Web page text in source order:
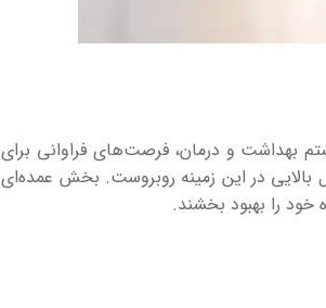
بهداشت و درمان، فرصت‌های فراوانی برای
بالایی در این زمینه روبروست. بخش عمده‌ای
خود را بهبود بخشند.